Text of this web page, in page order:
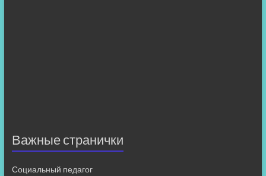
Важные странички
Социальный педагог